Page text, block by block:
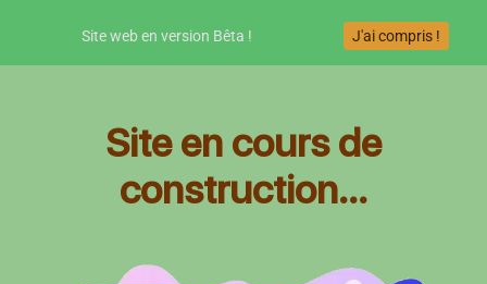
Site en cours de
construction...
Site web en version Bêta ! J'ai compris !